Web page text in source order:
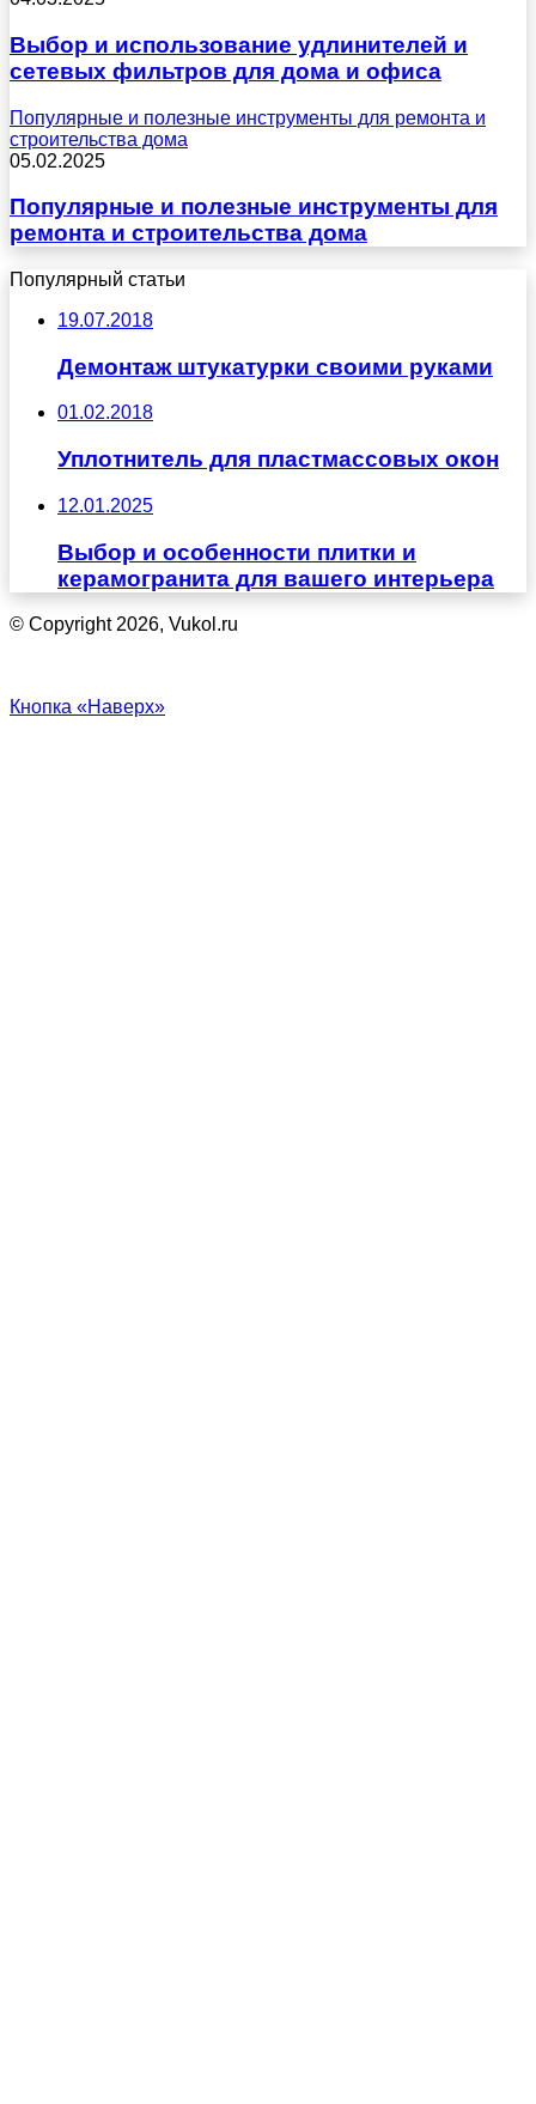
Выбор и использование удлинителей и
сетевых фильтров для дома и офиса
Популярные и полезные инструменты для ремонта и
строительства дома
05.02.2025
Популярные и полезные инструменты для
ремонта и строительства дома
Популярный статьи
19.07.2018
Демонтаж штукатурки своими руками
01.02.2018
Уплотнитель для пластмассовых окон
12.01.2025
Выбор и особенности плитки и
керамогранита для вашего интерьера
© Copyright 2026, Vukol.ru
Кнопка «Наверх»